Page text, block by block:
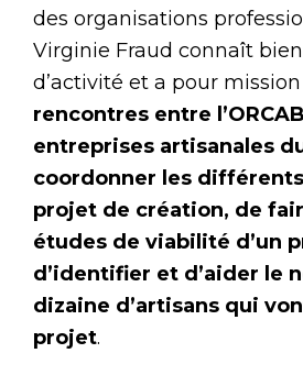
des organisations
Virginie Fraud connaît
d’activité et a pour mission
rencontres entre
entreprises artisanales
coordonner les différents
projet de création, de
études de viabilité d’un
d’identifier et d’aider le
dizaine d’artisans qui
projet.